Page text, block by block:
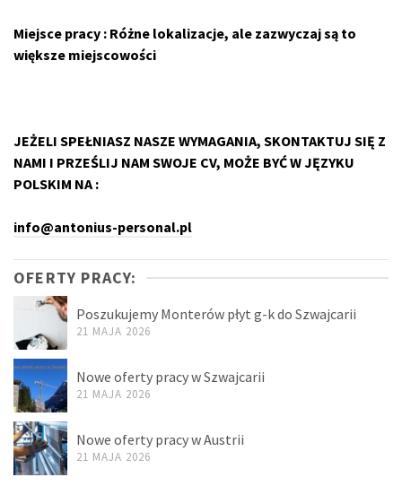
Miejsce pracy : Różne lokalizacje, ale zazwyczaj są to
większe miejscowości
JEŻELI SPEŁNIASZ NASZE WYMAGANIA, SKONTAKTUJ SIĘ Z
NAMI I PRZEŚLIJ NAM SWOJE CV, MOŻE BYĆ W JĘZYKU
POLSKIM NA :
info@antonius-personal.pl
OFERTY PRACY:
Poszukujemy Monterów płyt g-k do Szwajcarii
21 MAJA 2026
Nowe oferty pracy w Szwajcarii
21 MAJA 2026
Nowe oferty pracy w Austrii
21 MAJA 2026